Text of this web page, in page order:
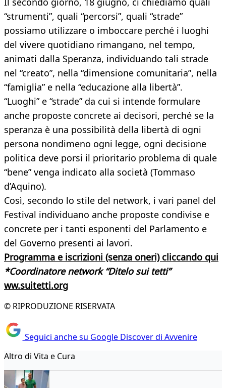
“strumenti”, quali “percorsi”, quali “strade”
possiamo utilizzare o imboccare perché i luoghi
del vivere quotidiano rimangano, nel tempo,
animati dalla Speranza, individuando tali strade
nel “creato”, nella “dimensione comunitaria”, nella
“famiglia” e nella “educazione alla libertà”.
“Luoghi” e “strade” da cui si intende formulare
anche proposte concrete ai decisori, perché se la
speranza è una possibilità della libertà di ogni
persona nondimeno ogni legge, ogni decisione
politica deve porsi il prioritario problema di quale
“bene” venga indicato alla società (Tommaso
d’Aquino).
Così, secondo lo stile del network, i vari panel del
Festival individuano anche proposte condivise e
concrete per i tanti esponenti del Parlamento e
del Governo presenti ai lavori.
Programma e iscrizioni (senza oneri) cliccando qui
*Coordinatore network “Ditelo sui tetti”
ww.suitetti.org
© RIPRODUZIONE RISERVATA
Seguici anche su Google Discover di Avvenire
Altro di Vita e Cura